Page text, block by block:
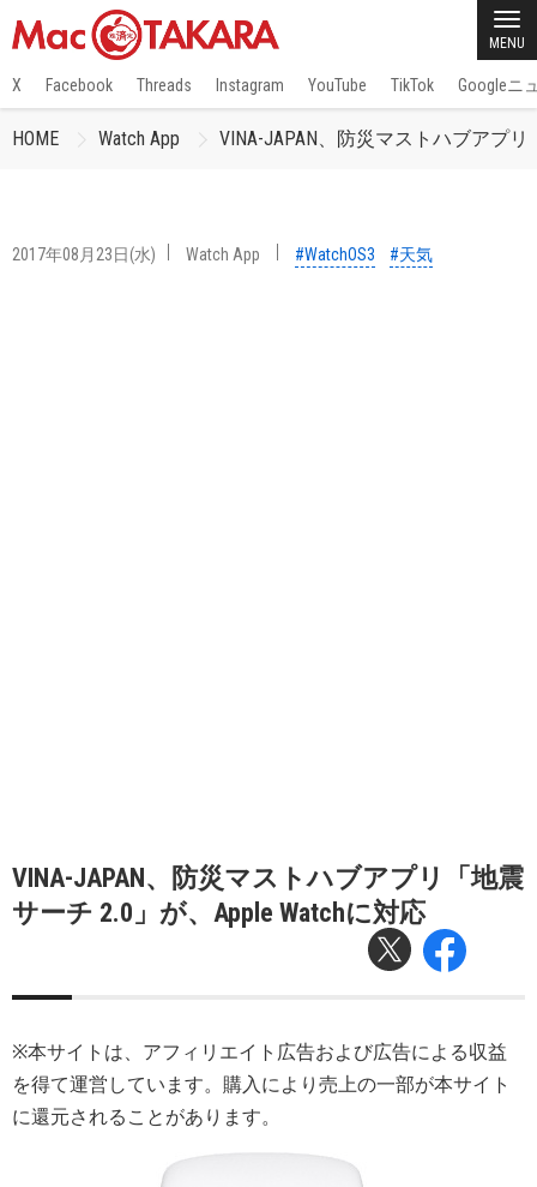
MENU
X Facebook Threads Instagram YouTube TikTok Googleニ
HOME Watch App VINA-JAPAN、防災マストハブアプ
2017年08月23日(水) Watch App #WatchOS3 #天気
VINA-JAPAN、防災マストハブアプリ「地震
サーチ 2.0」が、Apple Watchに対応
※本サイトは、アフィリエイト広告および広告による収益
を得て運営しています。購入により売上の一部が本サイト
に還元されることがあります。